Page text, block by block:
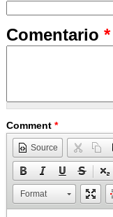
Comentario *
Comment *
Source
Format